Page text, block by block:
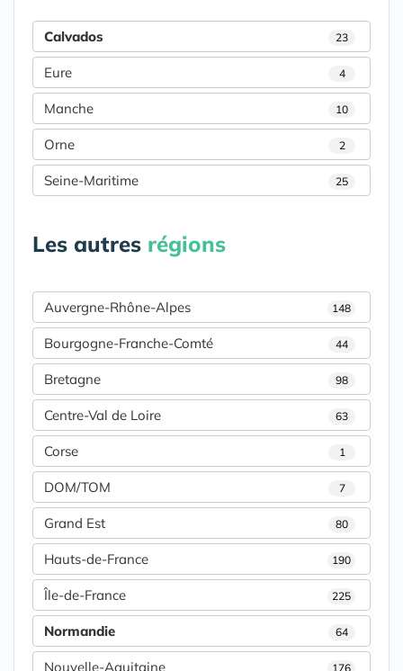
Calvados 23
Eure 4
Manche 10
Orne 2
Seine-Maritime 25
Les autres régions
Auvergne-Rhône-Alpes 148
Bourgogne-Franche-Comté 44
Bretagne 98
Centre-Val de Loire 63
Corse 1
DOM/TOM 7
Grand Est 80
Hauts-de-France 190
Île-de-France 225
Normandie 64
Nouvelle-Aquitaine 176